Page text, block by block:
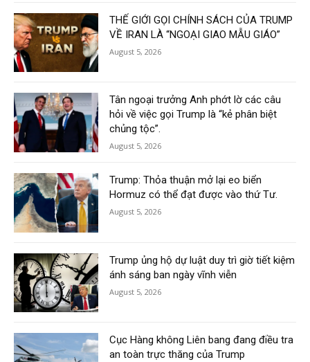
THẾ GIỚI GỌI CHÍNH SÁCH CỦA TRUMP
VỀ IRAN LÀ “NGOẠI GIAO MẪU GIÁO”
August 5, 2026
Tân ngoại trưởng Anh phớt lờ các câu
hỏi về việc gọi Trump là “kẻ phân biệt
chủng tộc”.
August 5, 2026
Trump: Thỏa thuận mở lại eo biển
Hormuz có thể đạt được vào thứ Tư.
August 5, 2026
Trump ủng hộ dự luật duy trì giờ tiết kiệm
ánh sáng ban ngày vĩnh viễn
August 5, 2026
Cục Hàng không Liên bang đang điều tra
an toàn trực thăng của Trump